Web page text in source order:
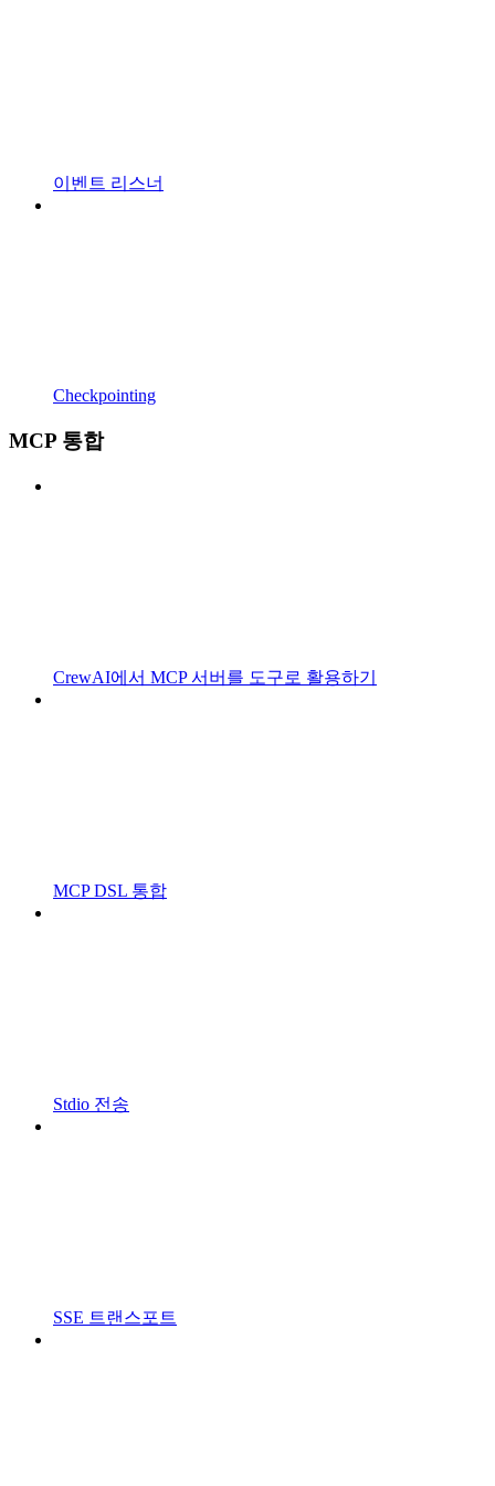
이벤트 리스너
Checkpointing
MCP 통합
CrewAI에서 MCP 서버를 도구로 활용하기
MCP DSL 통합
Stdio 전송
SSE 트랜스포트